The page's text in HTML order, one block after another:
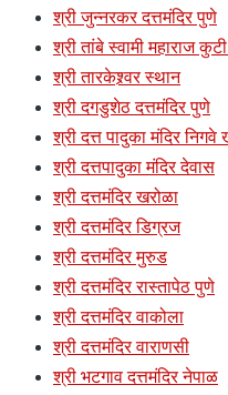
श्री जुन्नरकर दत्तमंदिर पुणे
श्री तांबे स्वामी महाराज
श्री तारकेश्र्वर स्थान
श्री दगडुशेठ दत्तमंदिर पुणे
श्री दत्त पादुका मंदिर निगवे
श्री दत्तपादुका मंदिर देवास
श्री दत्तमंदिर खरोळा
श्री दत्तमंदिर डिग्रज
श्री दत्तमंदिर मुरुड
श्री दत्तमंदिर रास्तापेठ पुणे
श्री दत्तमंदिर वाकोला
श्री दत्तमंदिर वाराणसी
श्री भटगाव दत्तमंदिर नेपाळ